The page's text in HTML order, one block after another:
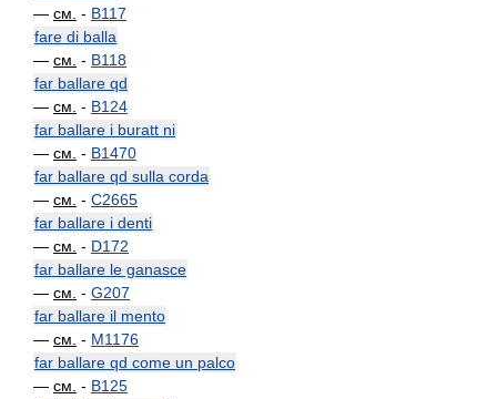
— см. - B117
fare di balla
— см. - B118
far ballare qd
— см. - B124
far ballare i buratt ni
— см. - B1470
far ballare qd sulla corda
— см. - C2665
far ballare i denti
— см. - D172
far ballare le ganasce
— см. - G207
far ballare il mento
— см. - M1176
far ballare qd come un palco
— см. - B125